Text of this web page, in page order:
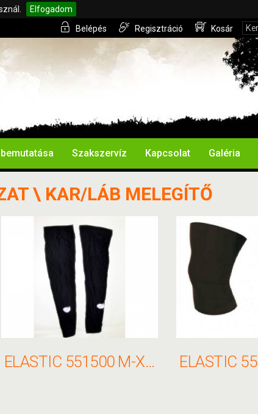
Elfogadom
Belépés Regisztráció Kosár
Szakszervíz Kapcsolat Galéria
\ KAR/LÁB MELEGÍTŐ
ELASTIC 551500 M-XXL LÁBMELEGÍTŐ THERMO